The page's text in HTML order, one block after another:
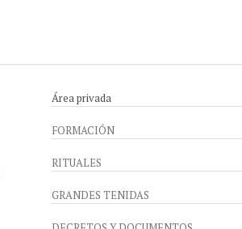
Área privada
FORMACIÓN
RITUALES
GRANDES TENIDAS